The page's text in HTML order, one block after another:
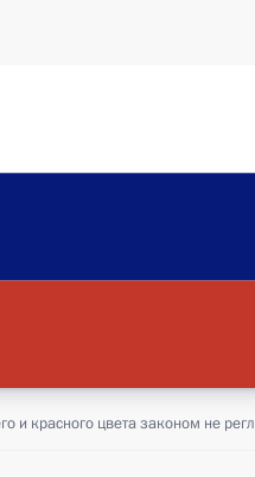
и красного цвета законом не